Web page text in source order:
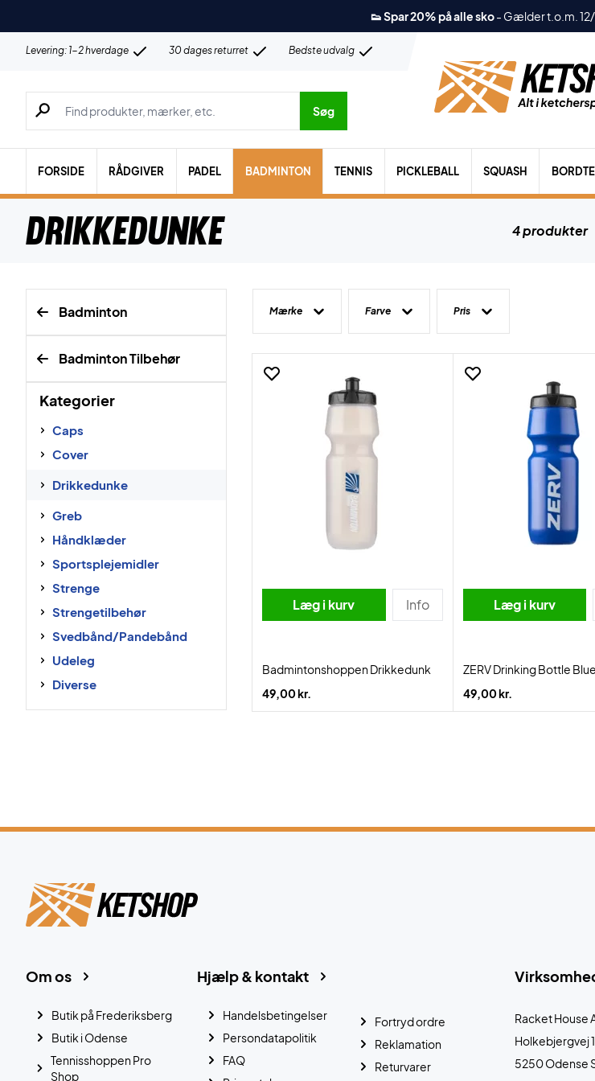
👟 Spar 20% på alle sko- Gælder t.o.m.
Levering: 1-2 hverdage 30 dages returret Bedste udvalg
Søg efter produkter, mærker etc.
Søg
FORSIDE RÅDGIVER PADEL BADMINTON TENNIS PICKLEBALL SQUASH
Drikkedunke 4 produkter
Badminton
Badminton Tilbehør
Kategorier
Caps
Cover
Drikkedunke
Greb
Håndklæder
Sportsplejemidler
Strenge
Strengetilbehør
Svedbånd/Pandebånd
Udeleg
Diverse
Mærke Farve Pris
Læg i kurv Info
Badmintonshoppen Drikkedunk
49,00 kr.
Læg i kurv
ZERV Drinking Bottle Blue
49,00 kr.
Racket House
Holkebjergvej
5250 Odense
Hjælp & kontakt
Handelsbetingelser
Persondatapolitik
FAQ
Fortryd ordre
Reklamation
Returvarer
Om os
Butik på Frederiksberg
Butik i Odense
Tennisshoppen Pro
Shop